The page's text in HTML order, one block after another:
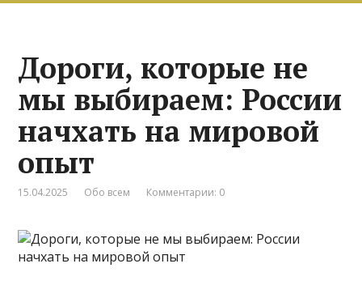
Дороги, которые не
мы выбираем: России
начхать на мировой
опыт
15.04.2025 Обо всем Комментарии: 0